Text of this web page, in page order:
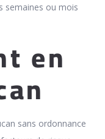
semaines ou mois
en
sans ordonnance